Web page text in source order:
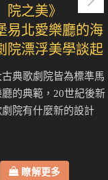
院之美》
易北愛樂廳的海
院漂浮美學談起
古典歌劇院皆為標準馬
的典範，20世紀後新
劇院有什麼新的設計
瞭解更多